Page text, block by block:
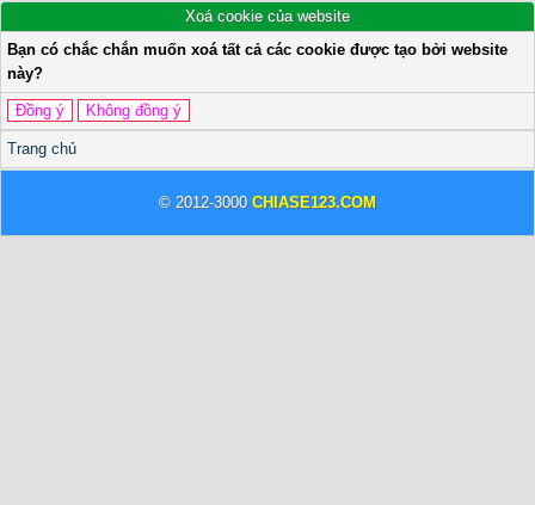
Xoá cookie của website
Bạn có chắc chắn muốn xoá tất cả các cookie được tạo bởi website
này?
Trang chủ
© 2012-3000 CHIASE123.COM